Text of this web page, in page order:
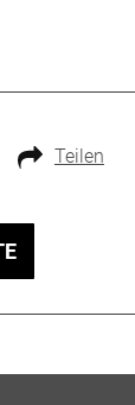
Teilen